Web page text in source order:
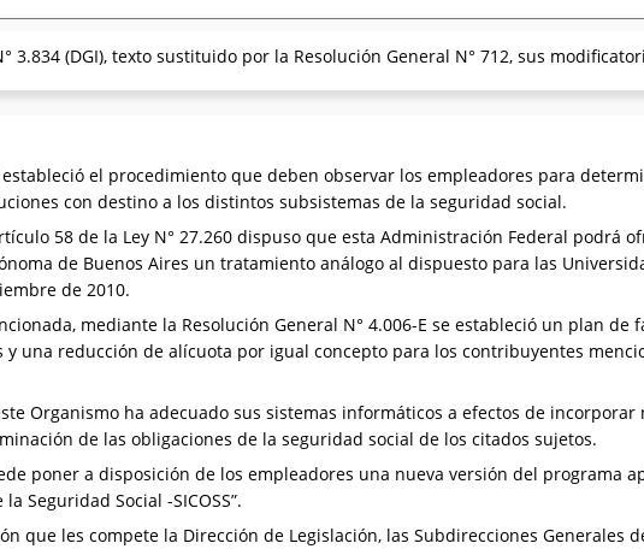
3.834 (DGI), texto sustituido por la Resolución General N° 712, sus
el procedimiento que deben observar los empleadores para
con destino a los distintos subsistemas de la seguridad social.
58 de la Ley N° 27.260 dispuso que esta Administración Federal podrá
de Buenos Aires un tratamiento análogo al dispuesto para las
de 2010.
mediante la Resolución General N° 4.006-E se estableció un plan de
una reducción de alícuota por igual concepto para los contribuyentes
Organismo ha adecuado sus sistemas informáticos a efectos de incorporar
de las obligaciones de la seguridad social de los citados sujetos.
poner a disposición de los empleadores una nueva versión del programa
Seguridad Social -SICOSS”.
que les compete la Dirección de Legislación, las Subdirecciones Generales